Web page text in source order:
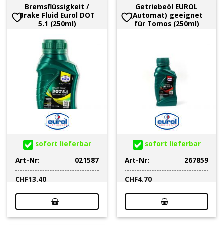
Bremsflüssigkeit /
Brake Fluid Eurol DOT
5.1 (250ml)
sofort lieferbar
Art-Nr:
021587
CHF13.40
Getriebeöl EUROL
(Automat) geeignet
für Tomos (250ml)
sofort lieferbar
Art-Nr:
267859
CHF4.70